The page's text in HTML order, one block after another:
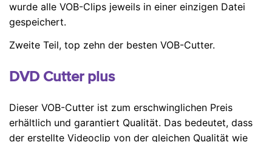
wurde alle VOB-Clips jeweils in einer einzigen Datei
gespeichert.
Zweite Teil, top zehn der besten VOB-Cutter.
DVD Cutter plus
Dieser VOB-Cutter ist zum erschwinglichen Preis
erhältlich und garantiert Qualität. Das bedeutet, dass
der erstellte Videoclip von der gleichen Qualität wie